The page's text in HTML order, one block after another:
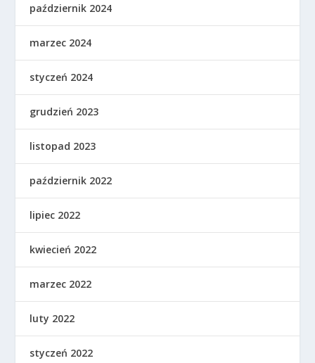
październik 2024
marzec 2024
styczeń 2024
grudzień 2023
listopad 2023
październik 2022
lipiec 2022
kwiecień 2022
marzec 2022
luty 2022
styczeń 2022